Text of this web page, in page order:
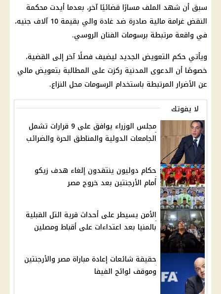
سبق أن شهد الملف مسارًا قضائيًا آخر، بعدما أيدت محكمة
النقض
غرامة مالية صادرة ضد غادة والي بقيمة 10 آلاف جنيه،
في واقعة مرتبطة برسومات الفنان الروسي.
ويأتي حكم التعويض الجديد ليضيف فصلًا آخر إلى القضية،
خصوصًا أن الدعوى المدنية ركزت على المطالبة بتعويض مالي
عن الأضرار المرتبطة باستخدام الرسومات محل النزاع.
لا يفوتك
مجلس الوزراء يوافق على 9 قرارات تشمل
الجامعات الدولية والمناطق الحرة والضرائب
حكام دوليون ينتقدون إلغاء هدف زيكو
أمام الأرجنتين بعد خروج مصر
الأمن يسيطر على أحداث قرية التل القبلية
بالمنيا بعد اعتداءات على أقباط ومصلين
حقيقة شائعات إعادة مباراة مصر والأرجنتين
وموقف لوائح الفيفا